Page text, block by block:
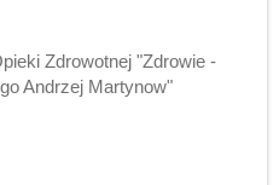
Zdrowotnej "Zdrowie -
Andrzej Martynow"